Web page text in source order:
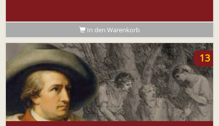
In den Warenkorb
13